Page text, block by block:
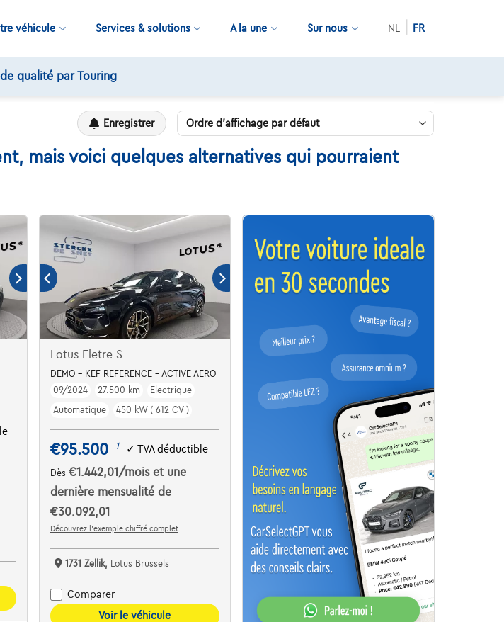
véhicule Services & solutions A la une Sur nous NL FR
qualité par Touring
Enregistrer
mais voici quelques alternatives qui pourraient
Lotus Eletre S
DEMO - KEF REFERENCE - ACTIVE AERO
09/2024
27.500 km
Electrique
Automatique
450 kW ( 612 CV )
€95.500 1 ✓ TVA déductible
Dès €1.442,01 /mois et une
dernière mensualité de
€30.092,01
Découvrez l’exemple chiffré complet
1731 Zellik, Lotus Brussels
Comparer
Voir le véhicule